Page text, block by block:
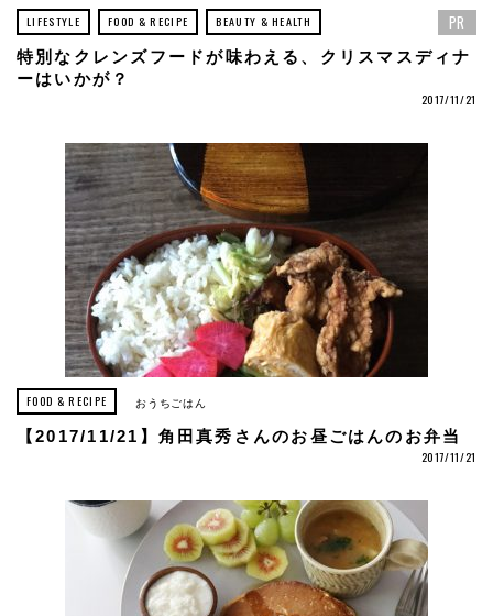
LIFESTYLE FOOD & RECIPE BEAUTY & HEALTH PR
特別なクレンズフードが味わえる、クリスマスディナ
ーはいかが？
2017/11/21
FOOD & RECIPE おうちごはん
【2017/11/21】角田真秀さんのお昼ごはんのお弁当
2017/11/21